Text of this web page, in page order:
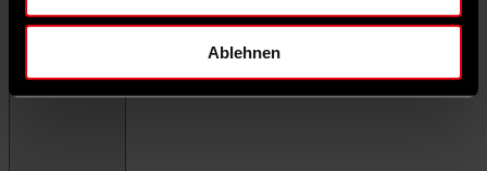
Ablehnen